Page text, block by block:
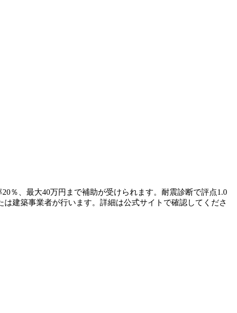
％、最大40万円まで補助が受けられます。耐震診断で評点1.0
建築事業者が行います。詳細は公式サイトで確認してくださ